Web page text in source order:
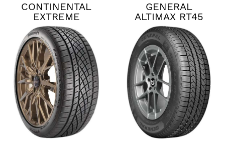
CONTINENTAL
EXTREME
CONTACT DWS06
PLUS
GENERAL
ALTIMAX RT45